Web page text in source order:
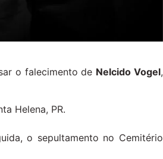
o falecimento de Nelcido Vogel,
Helena, PR.
o sepultamento no Cemitério